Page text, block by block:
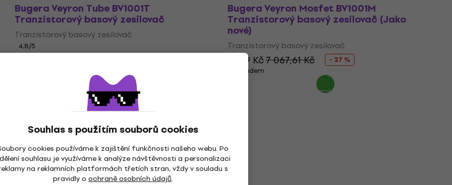
Souhlas s použitím souborů cookies
cookies používáme k zajištění funkčnosti našeho webu. Po
souhlasu je využíváme k analýze návštěvnosti a personalizaci
na reklamních platformách třetích stran, vždy v souladu s
pravidly o ochraně osobních údajů.
Bugera Veyron Tube BV1001T
Tranzistorový basový zesilovač
Tranzistorový basový zesilovač
4,8/5
8 490 Kč
Bugera Veyron Mosfet BV1001M
Tranzistorový basový zesilovač (Jako
nové)
Tranzistorový basový zesilovač
5 169 Kč7 067,61 Kč
- 27 %
Skladem